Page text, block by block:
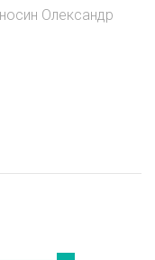
Олександр